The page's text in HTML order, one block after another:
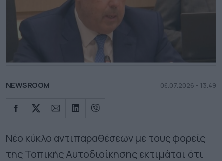
NEWSROOM 06.07.2026 - 13.49
Νέο κύκλο αντιπαραθέσεων με τους φορείς
της Τοπικής Αυτοδιοίκησης εκτιμάται ότι